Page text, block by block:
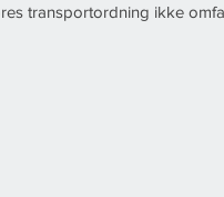
transportordning ikke